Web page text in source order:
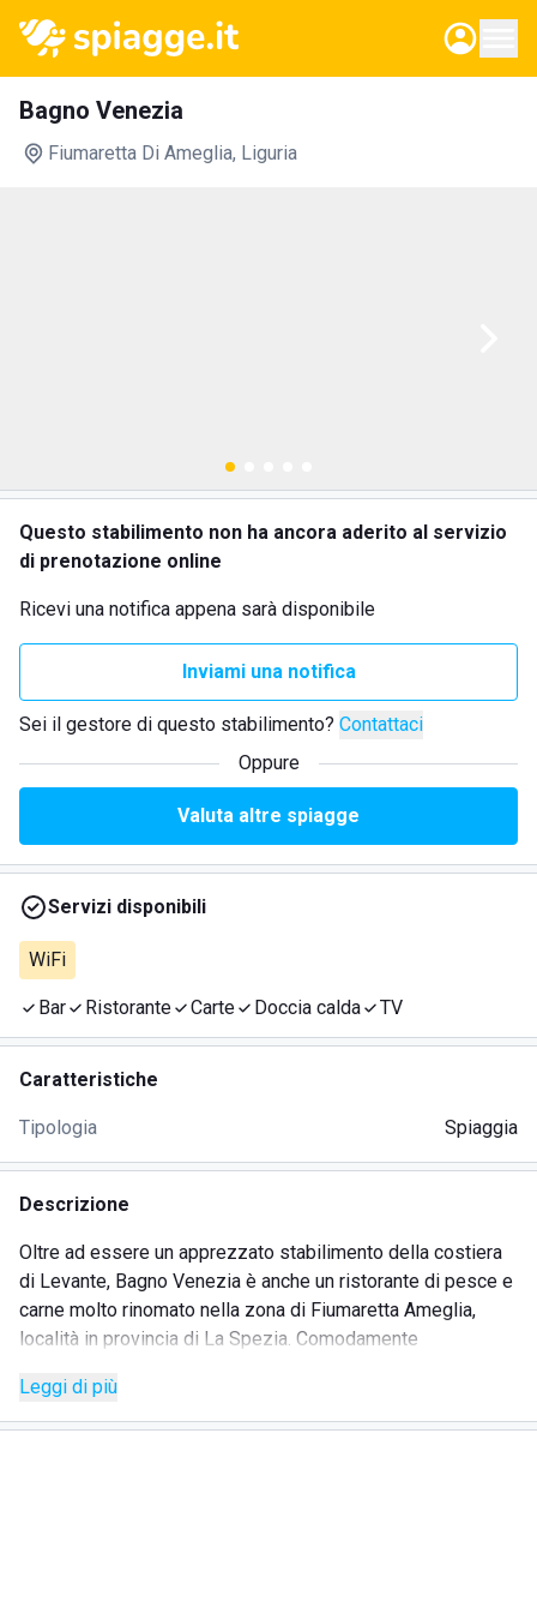
Bagno Venezia
Fiumaretta Di Ameglia, Liguria
Questo stabilimento non ha ancora aderito al servizio
di prenotazione online
Ricevi una notifica appena sarà disponibile
Inviami una notifica
Sei il gestore di questo stabilimento? Contattaci
Oppure
Valuta altre spiagge
Servizi disponibili
WiFi
Bar Ristorante Carte Doccia calda TV
Caratteristiche
Tipologia Spiaggia
Descrizione
Oltre ad essere un apprezzato stabilimento della costiera
di Levante, Bagno Venezia è anche un ristorante di pesce e
carne molto rinomato nella zona di Fiumaretta Ameglia,
località in provincia di La Spezia. Comodamente
ristorante pizzeria propone numerose specialità di mare,
utilizzando prodotti tipici locali freschi e di qualità. Si tratta
Leggi di più